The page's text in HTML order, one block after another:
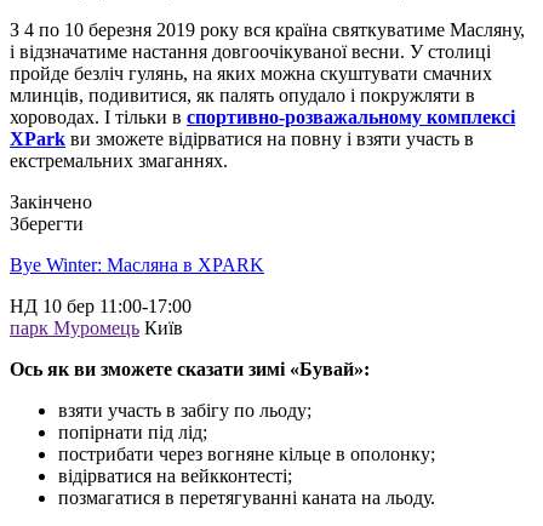
З 4 по 10 березня 2019 року вся країна святкуватиме Масляну,
і відзначатиме настання довгоочікуваної весни. У столиці
пройде безліч гулянь, на яких можна скуштувати смачних
млинців, подивитися, як палять опудало і покружляти в
хороводах. І тільки в спортивно-розважальному комплексі
XPark ви зможете відірватися на повну і взяти участь в
екстремальних змаганнях.
Закінчено
Зберегти
Bye Winter: Масляна в XPARK
НД 10 бер 11:00-17:00
парк Муромець Київ
Ось як ви зможете сказати зимі «Бувай»:
взяти участь в забігу по льоду;
попірнати під лід;
пострибати через вогняне кільце в ополонку;
відірватися на вейкконтесті;
позмагатися в перетягуванні каната на льоду.